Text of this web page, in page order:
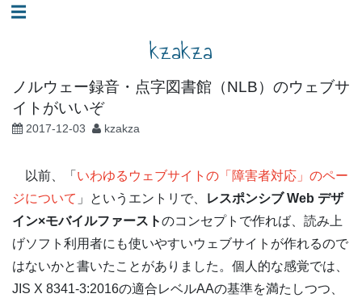
コ☰
kzakza
ノルウェー録音・点字図書館（NLB）のウェブサ
イトがいいぞ
2017-12-03 kzakza
以前、「 いわゆるウェブサイトの「障害者対応」のペー
ジについて 」というエントリで、
レスポンシブ Web デザ
イン×モバイルファーストのコンセプトで作れば、読み上
げソフト利用者にも使いやすいウェブサイトが作れるので
はないかと書いたことがありました。個人的な感覚では、
JIS X 8341-3:2016の適合レベルAAの基準を満たしつつ、